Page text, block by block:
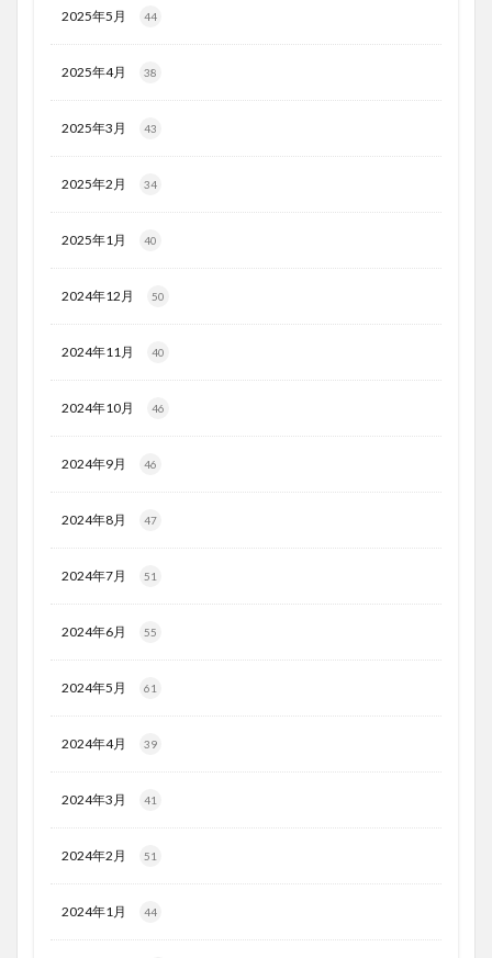
2025年5月 44
2025年4月 38
2025年3月 43
2025年2月 34
2025年1月 40
2024年12月 50
2024年11月 40
2024年10月 46
2024年9月 46
2024年8月 47
2024年7月 51
2024年6月 55
2024年5月 61
2024年4月 39
2024年3月 41
2024年2月 51
2024年1月 44